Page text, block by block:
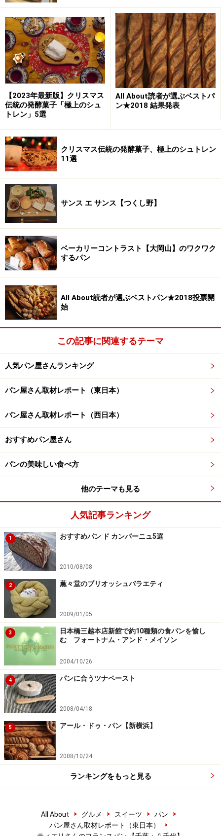
【2023年最新版】クリスマス
伝統の発酵菓子「極上のシュ
トレン」5選
All About読者が選ぶベストパ
ン★2018 結果発表
クリスマス伝統の発酵菓子、極上のシュトレン
11選
サンス エ サンス【つくし野】
ベーカリーコントラスト【大岡山】のワクワク
するパン
All About読者が選ぶベストパン★2018投票開
始
この記事に関連するテーマ
人気パン屋さんランキング
パン屋さん取材レポート（東日本）
パン屋さん取材レポート（西日本）
おすすめパン屋さん
パンの美味しい食べ方
他のテーマも見る
人気記事ランキング
1 おすすめパン ド カンパーニュ5選
2010/08/08
2 薫々堂のブリオッシュバラエティ
2009/01/05
3
日本橋三越本店新館で約10種類の食パンを愉し
む フォートナム・アンド・メイソン
2004/10/26
4 パンに合うツナペースト
2008/04/18
5 アール・ドゥ・パン【新横浜】
2008/10/24
ランキングをもっと見る
All About > グルメ > スイーツ > パン
>
パン屋さん取材レポート（東日本）
>